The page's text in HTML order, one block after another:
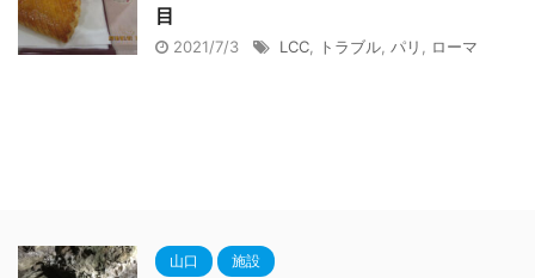
目
2021/7/3 LCC トラブル パリ ローマ
山口 施設